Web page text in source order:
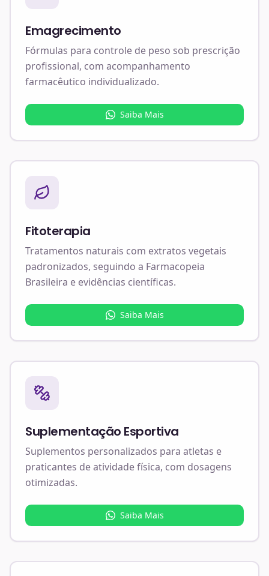
Emagrecimento
Fórmulas para controle de peso sob prescrição
profissional, com acompanhamento
farmacêutico individualizado.
Saiba Mais
Fitoterapia
Tratamentos naturais com extratos vegetais
padronizados, seguindo a Farmacopeia
Brasileira e evidências científicas.
Saiba Mais
Suplementação Esportiva
Suplementos personalizados para atletas e
praticantes de atividade física, com dosagens
otimizadas.
Saiba Mais